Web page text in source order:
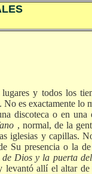
y todos los
es exactamente lo
discoteca o en
, normal, de la
iglesias y capillas.
Su presencia o la
de Dios y la puerta
levantó allí el altar